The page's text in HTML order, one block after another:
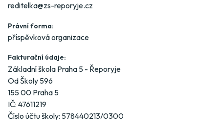
reditelka@zs-reporyje.cz
Právní forma:
příspěvková organizace
Fakturační údaje:
Základní škola Praha 5 - Řeporyje
Od Školy 596
155 00 Praha 5
IČ: 47611219
Číslo účtu školy: 578440213/0300